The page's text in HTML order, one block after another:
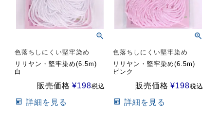
色落ちしにくい堅牢染め
リリヤン・堅牢染め(6.5m)
白
販売価格 ¥198税込
詳細を見る
色落ちしにくい堅牢染め
リリヤン・堅牢染め(6.5m)
ピンク
販売価格 ¥198税込
詳細を見る